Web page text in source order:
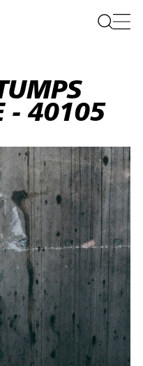
- 40105